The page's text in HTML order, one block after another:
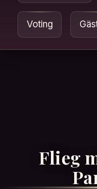
Voting
Flieg